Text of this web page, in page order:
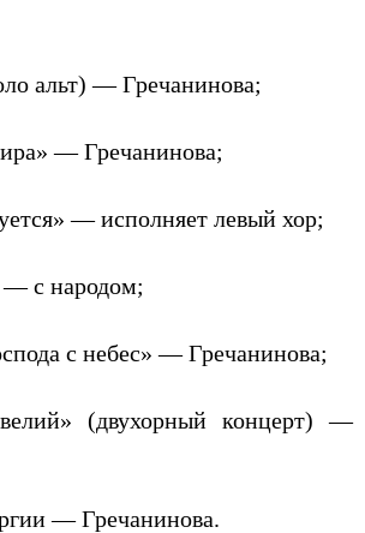
альт) — Гречанинова;
— Гречанинова;
— исполняет левый хор;
с народом;
с небес» — Гречанинова;
(двухорный концерт) —
— Гречанинова.